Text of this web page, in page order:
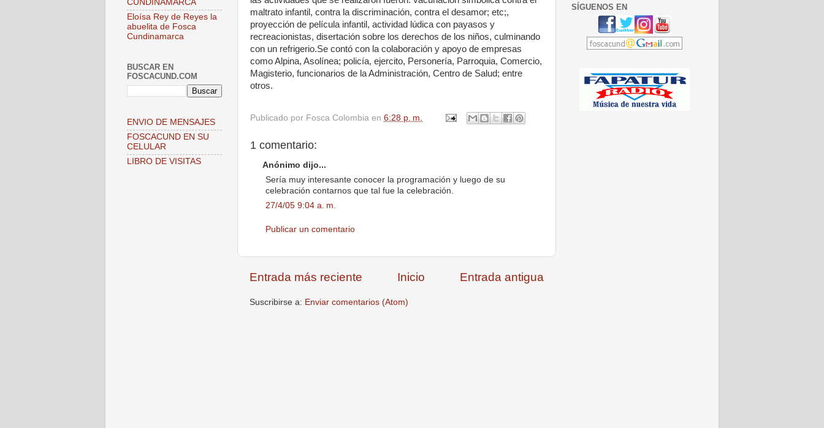
maltrato infantil, contra la discriminación, contra el desamor; etc;,
proyección de película infantil, actividad lúdica con payasos y
recreacionistas, disertación sobre los derechos de los niños, culminando
con un refrigerio.Se contó con la colaboración y apoyo de empresas
como Alpina, Asolínea; policía, ejercito, Personería, Parroquia, Comercio,
Magisterio, funcionarios de la Administración, Centro de Salud; entre
otros.
Publicado por Fosca Colombia en 6:28 p. m.
1 comentario:
Anónimo dijo...
Sería muy interesante conocer la programación y luego de su
celebración contarnos que tal fue la celebración.
27/4/05 9:04 a. m.
Publicar un comentario
Entrada más reciente Entrada antigua
Inicio
Suscribirse a: Enviar comentarios (Atom)
CUNDINAMARCA
Eloísa Rey de Reyes la
abuelita de Fosca
Cundinamarca
BUSCAR EN
FOSCACUND.COM
ENVIO DE MENSAJES
FOSCACUND EN SU
CELULAR
LIBRO DE VISITAS
SÍGUENOS EN